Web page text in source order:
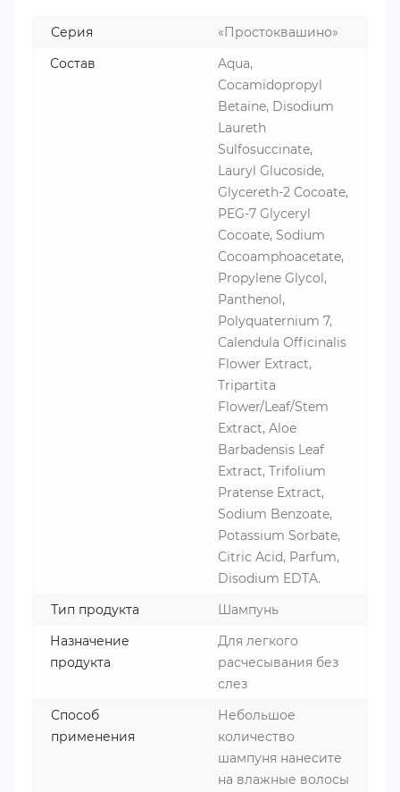
Серия
«Простоквашино»
Состав
Aqua,
Cocamidopropyl
Betaine, Disodium
Laureth
Sulfosuccinate,
Lauryl Glucoside,
Glycereth-2 Cocoate,
PEG-7 Glyceryl
Cocoate, Sodium
Cocoamphoacetate,
Propylene Glycol,
Panthenol,
Polyquaternium 7,
Calendula Officinalis
Flower Extract,
Tripartita
Flower/Leaf/Stem
Extract, Aloe
Barbadensis Leaf
Extract, Trifolium
Pratense Extract,
Sodium Benzoate,
Potassium Sorbate,
Citric Acid, Parfum,
Disodium EDTA.
Тип продукта
Шампунь
Назначение
продукта
Для легкого
расчесывания без
слез
Способ
применения
Небольшое
количество
шампуня нанесите
на влажные волосы